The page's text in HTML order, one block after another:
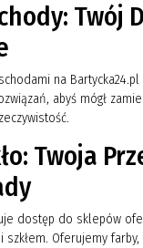
Twój
na
abyś mógł
Twoja
dostęp do sklepów
Oferujemy farby,